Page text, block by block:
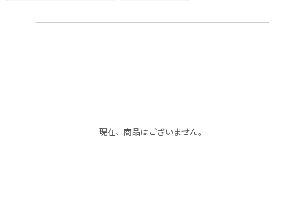
現在、商品はございません。